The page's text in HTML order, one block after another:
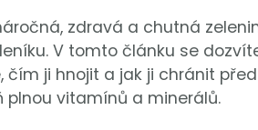
zdravá a chutná
V tomto článku se
čím ji hnojit a jak ji chránit
plnou vitamínů a minerálů.